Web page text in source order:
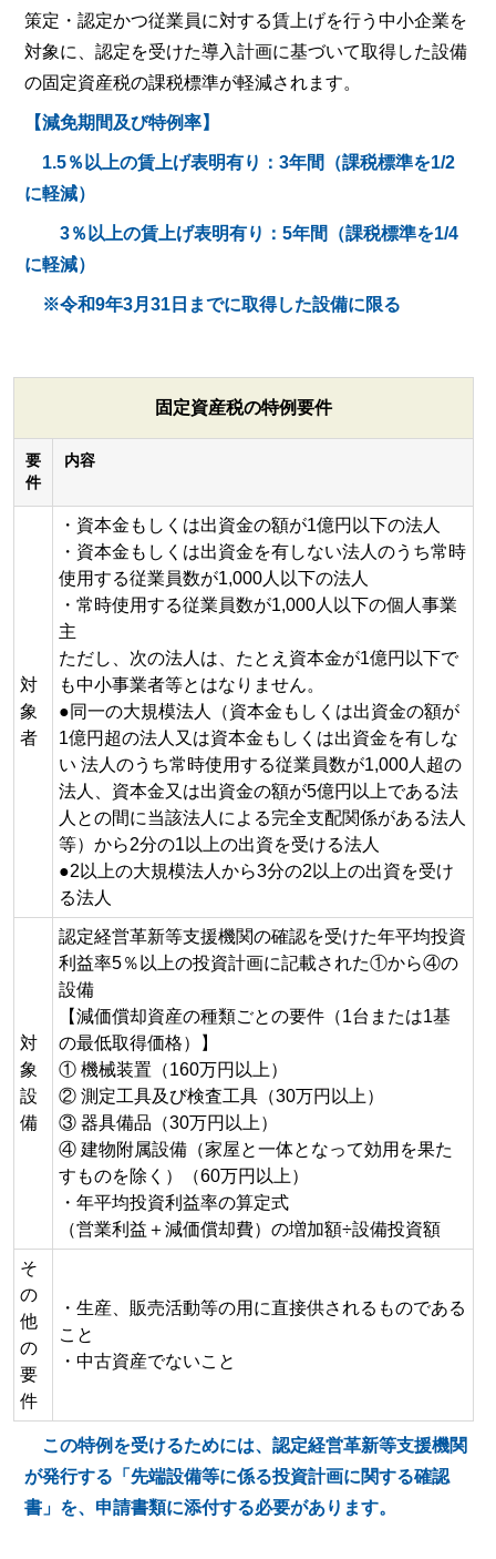
策定・認定かつ従業員に対する賃上げを行う中小企業を
対象に、認定を受けた導入計画に基づいて取得した設備
の固定資産税の課税標準が軽減されます。
【減免期間及び特例率】
1.5％以上の賃上げ表明有り：3年間（課税標準を1/2
に軽減）
3％以上の賃上げ表明有り：5年間（課税標準を1/4
に軽減）
※令和9年3月31日までに取得した設備に限る
固定資産税の特例要件
要
件
内容
対
象
者
・資本金もしくは出資金の額が1億円以下の法人
・資本金もしくは出資金を有しない法人のうち常時
使用する従業員数が1,000人以下の法人
・常時使用する従業員数が1,000人以下の個人事業
主
ただし、次の法人は、たとえ資本金が1億円以下で
も中小事業者等とはなりません。
●同一の大規模法人（資本金もしくは出資金の額が
1億円超の法人又は資本金もしくは出資金を有しな
い 法人のうち常時使用する従業員数が1,000人超の
法人、資本金又は出資金の額が5億円以上である法
人との間に当該法人による完全支配関係がある法人
等）から2分の1以上の出資を受ける法人
●2以上の大規模法人から3分の2以上の出資を受け
る法人
対
象
設
備
認定経営革新等支援機関の確認を受けた年平均投資
利益率5％以上の投資計画に記載された①から④の
設備
【減価償却資産の種類ごとの要件（1台または1基
の最低取得価格）】
① 機械装置（160万円以上）
② 測定工具及び検査工具（30万円以上）
③ 器具備品（30万円以上）
④ 建物附属設備（家屋と一体となって効用を果た
すものを除く）（60万円以上）
・年平均投資利益率の算定式
（営業利益＋減価償却費）の増加額÷設備投資額
そ
の
他
の
要
件
・生産、販売活動等の用に直接供されるものである
こと
・中古資産でないこと
この特例を受けるためには、認定経営革新等支援機関
が発行する「先端設備等に係る投資計画に関する確認
書」を、申請書類に添付する必要があります。